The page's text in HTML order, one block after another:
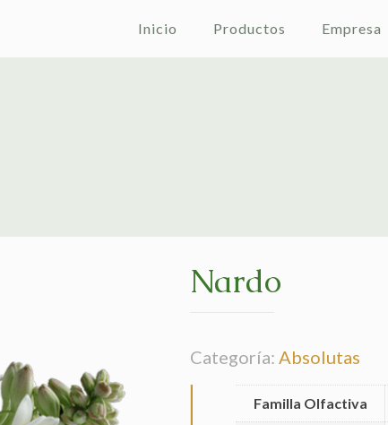
Inicio Productos Empresa
Nardo
Categoría:Absolutas
Familla Olfactiva